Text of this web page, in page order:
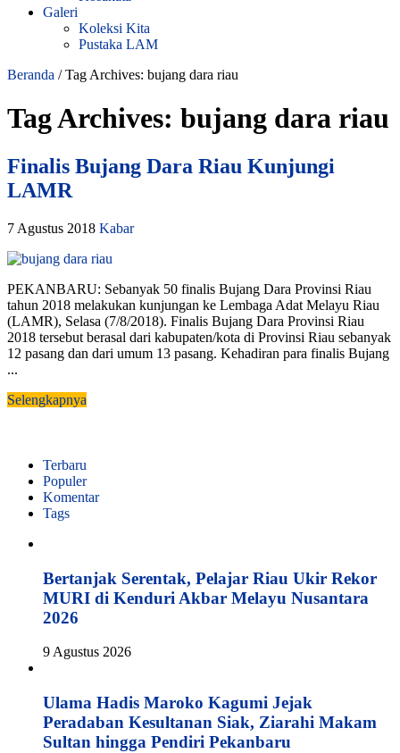
Galeri
Koleksi Kita
Pustaka LAM
Beranda / Tag Archives: bujang dara riau
Tag Archives: bujang dara riau
Finalis Bujang Dara Riau Kunjungi
LAMR
7 Agustus 2018 Kabar
PEKANBARU: Sebanyak 50 finalis Bujang Dara Provinsi Riau
tahun 2018 melakukan kunjungan ke Lembaga Adat Melayu Riau
(LAMR), Selasa (7/8/2018). Finalis Bujang Dara Provinsi Riau
2018 tersebut berasal dari kabupaten/kota di Provinsi Riau sebanyak
12 pasang dan dari umum 13 pasang. Kehadiran para finalis Bujang
...
Selengkapnya
Terbaru
Populer
Komentar
Tags
Bertanjak Serentak, Pelajar Riau Ukir Rekor
MURI di Kenduri Akbar Melayu Nusantara
2026
9 Agustus 2026
Ulama Hadis Maroko Kagumi Jejak
Peradaban Kesultanan Siak, Ziarahi Makam
Sultan hingga Pendiri Pekanbaru